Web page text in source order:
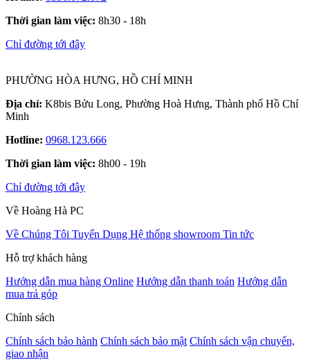
Thời gian làm việc: 8h30 - 18h
Chỉ đường tới đây
PHƯỜNG HÒA HƯNG, HỒ CHÍ MINH
Địa chỉ: K8bis Bửu Long, Phường Hoà Hưng, Thành phố Hồ Chí
Minh
Hotline: 0968.123.666
Thời gian làm việc: 8h00 - 19h
Chỉ đường tới đây
Về Hoàng Hà PC
Về Chúng Tôi Tuyển Dụng Hệ thống showroom Tin tức
Hỗ trợ khách hàng
Hướng dẫn mua hàng Online Hướng dẫn thanh toán Hướng dẫn
mua trả góp
Chính sách
Chính sách bảo hành Chính sách bảo mật Chính sách vận chuyển,
giao nhận